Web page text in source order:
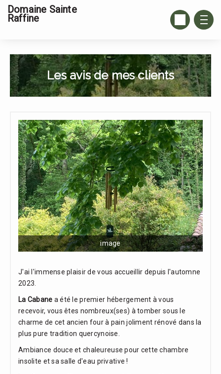
Domaine Sainte
Raffine
Les avis de mes clients
image
J'ai l'immense plaisir de vous accueillir depuis l'automne
2023.
La Cabane a été le premier hébergement à vous
recevoir, vous êtes nombreux(ses) à tomber sous le
charme de cet ancien four à pain joliment rénové dans la
plus pure tradition quercynoise.
Ambiance douce et chaleureuse pour cette chambre
insolite et sa salle d'eau privative !